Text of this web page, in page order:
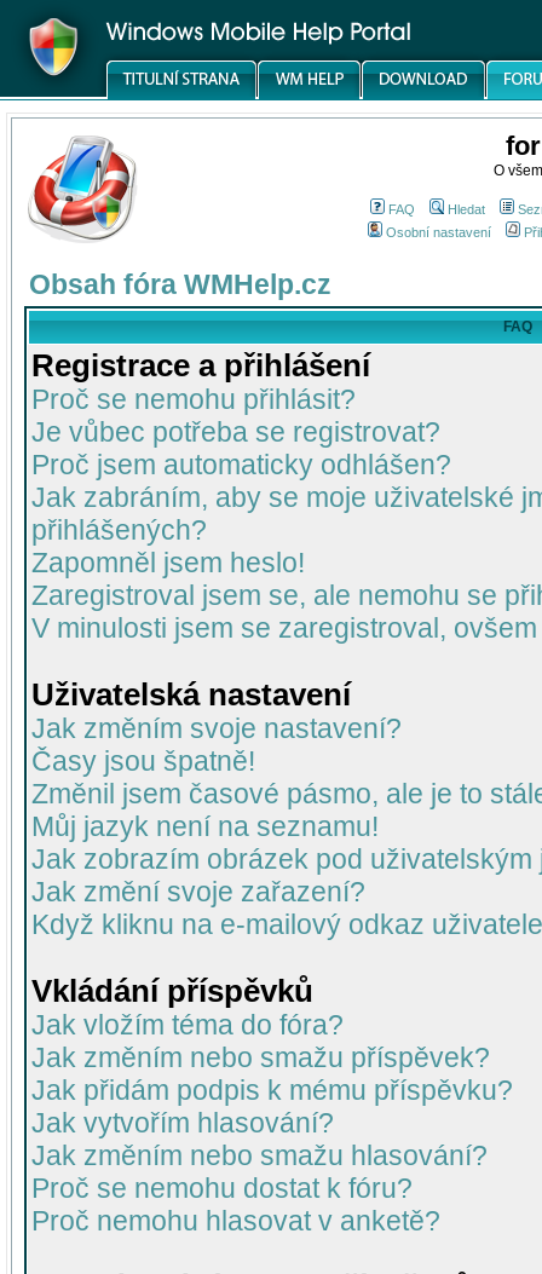
O
FAQ Hledat
Osobní nastavení
Obsah fóra WMHelp.cz
FAQ
Registrace a přihlášení
Proč se nemohu přihlásit?
Je vůbec potřeba se registrovat?
Proč jsem automaticky odhlášen?
Jak zabráním, aby se moje uživatelské
přihlášených?
Zapomněl jsem heslo!
Zaregistroval jsem se, ale nemohu se
V minulosti jsem se zaregistroval,
Uživatelská nastavení
Jak změním svoje nastavení?
Časy jsou špatně!
Změnil jsem časové pásmo, ale je to
Můj jazyk není na seznamu!
Jak zobrazím obrázek pod uživatelským
Jak změní svoje zařazení?
Když kliknu na e-mailový odkaz
Vkládání příspěvků
Jak vložím téma do fóra?
Jak změním nebo smažu příspěvek?
Jak přidám podpis k mému příspěvku?
Jak vytvořím hlasování?
Jak změním nebo smažu hlasování?
Proč se nemohu dostat k fóru?
Proč nemohu hlasovat v anketě?